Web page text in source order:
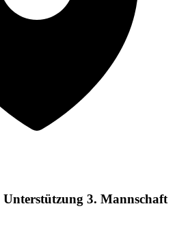
Unterstützung 3. Mannschaft